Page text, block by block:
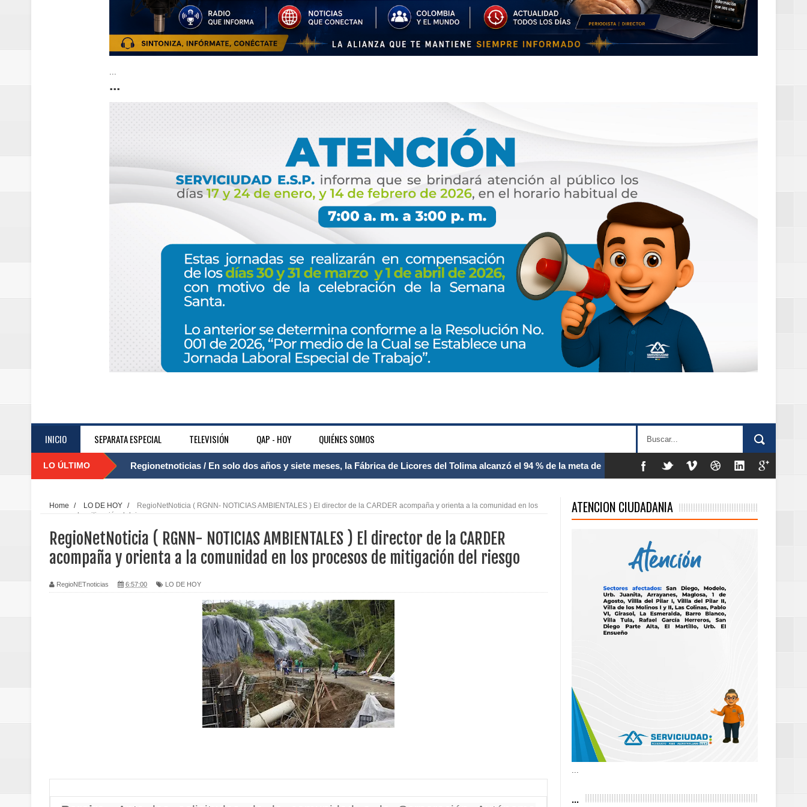
...
...
INICIO SEPARATA ESPECIAL TELEVISIÓN QAP - HOY QUIÉNES SOMOS
LO ÚLTIMO Regionetnoticias / El Aeropuerto Internacional Matecaña fortalece su conectividad con una nueva frecuencia
Regionetnoticias / Caldas fortalece el Mecanismo Articulador Departamental para el abordaje de las violencias
Regionetnoticias / Valle del Cauca tiene listo su plan de seguridad para recibir delegaciones y visitantes por la
posesión presidencial
Regionetnoticias / La Alcaldía de Pereira continúa renovando espacios comunitarios que llevaban décadas sin
Regionetnoticias / Agua potable transforma la vida de 68 estudiantes rurales en Filadelfia gracias al Gobierno de
Regionetnoticias / Población vulnerable en Tuluá tendrá comedor comunitario gracias al Galardón de la Mujer
Home / LO DE HOY /
RegioNetNoticia ( RGNN- NOTICIAS AMBIENTALES ) El director de la CARDER acompaña y orienta a la comunidad en los
procesos de mitigación del riesgo
RegioNetNoticia ( RGNN- NOTICIAS AMBIENTALES ) El director de la CARDER
acompaña y orienta a la comunidad en los procesos de mitigación del riesgo
RegioNETnoticias 6:57:00 LO DE HOY
ATENCION CIUDADANIA
...